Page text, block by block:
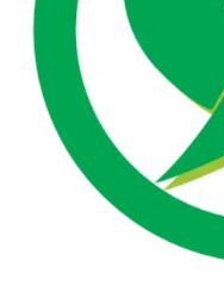
y
gratuito
es
una
forma